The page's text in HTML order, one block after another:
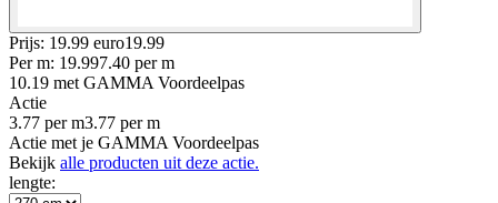
Prijs: 19.99 euro19.99
Per m: 19.997.40 per m
10.19 met GAMMA Voordeelpas
Actie
3.77 per m3.77 per m
Actie met je GAMMA Voordeelpas
Bekijk alle producten uit deze actie.
lengte: